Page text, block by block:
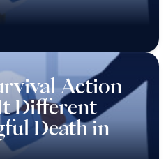
Action
Different
Death in